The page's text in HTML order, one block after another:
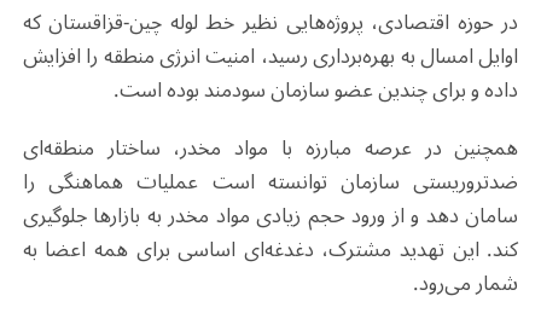
در حوزه اقتصادی، پروژه‌هایی نظیر خط لوله چین-قزاقستان که
اوایل امسال به بهره‌برداری رسید، امنیت انرژی منطقه را افزایش
داده و برای چندین عضو سازمان سودمند بوده است.
همچنین در عرصه مبارزه با مواد مخدر، ساختار منطقه‌ای
ضدتروریستی سازمان توانسته است عملیات هماهنگی را
سامان دهد و از ورود حجم زیادی مواد مخدر به بازارها جلوگیری
کند. این تهدید مشترک، دغدغه‌ای اساسی برای همه اعضا به
شمار می‌رود.